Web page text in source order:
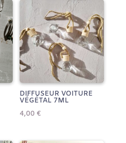
DIFFUSEUR VOITURE
VÉGÉTAL 7ML
4,00€